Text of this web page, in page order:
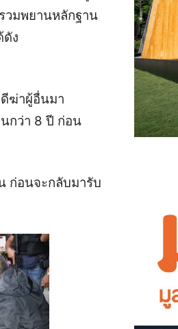
วมพยานหลักฐาน
ง
ฆ่าผู้อื่นมา
กว่า 8 ปี ก่อน
ก่อนจะกลับมารับ